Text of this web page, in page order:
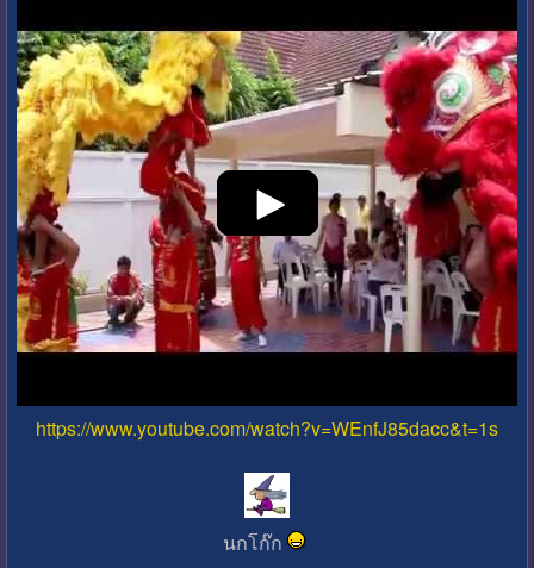
https://www.youtube.com/watch?v=WEnfJ85dacc&t=1s
นกโก๊ก